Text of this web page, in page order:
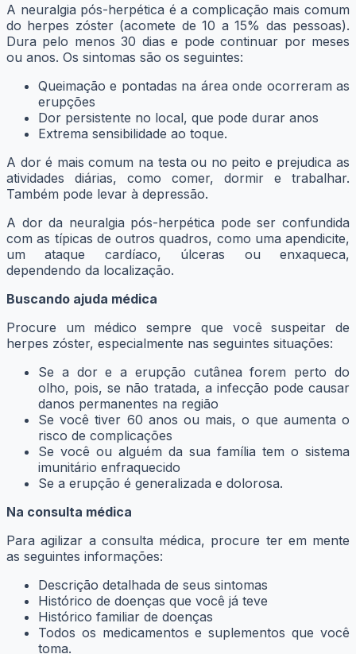
A neuralgia pós-herpética é a complicação mais comum
do herpes zóster (acomete de 10 a 15% das pessoas).
Dura pelo menos 30 dias e pode continuar por meses
ou anos. Os sintomas são os seguintes:
Queimação e pontadas na área onde ocorreram as
erupções
Dor persistente no local, que pode durar anos
Extrema sensibilidade ao toque.
A dor é mais comum na testa ou no peito e prejudica as
atividades diárias, como comer, dormir e trabalhar.
Também pode levar à depressão.
A dor da neuralgia pós-herpética pode ser confundida
com as típicas de outros quadros, como uma apendicite,
um ataque cardíaco, úlceras ou enxaqueca,
dependendo da localização.
Buscando ajuda médica
Procure um médico sempre que você suspeitar de
herpes zóster, especialmente nas seguintes situações:
Se a dor e a erupção cutânea forem perto do
olho, pois, se não tratada, a infecção pode causar
danos permanentes na região
Se você tiver 60 anos ou mais, o que aumenta o
risco de complicações
Se você ou alguém da sua família tem o sistema
imunitário enfraquecido
Se a erupção é generalizada e dolorosa.
Na consulta médica
Para agilizar a consulta médica, procure ter em mente
as seguintes informações:
Descrição detalhada de seus sintomas
Histórico de doenças que você já teve
Histórico familiar de doenças
Todos os medicamentos e suplementos que você
toma.